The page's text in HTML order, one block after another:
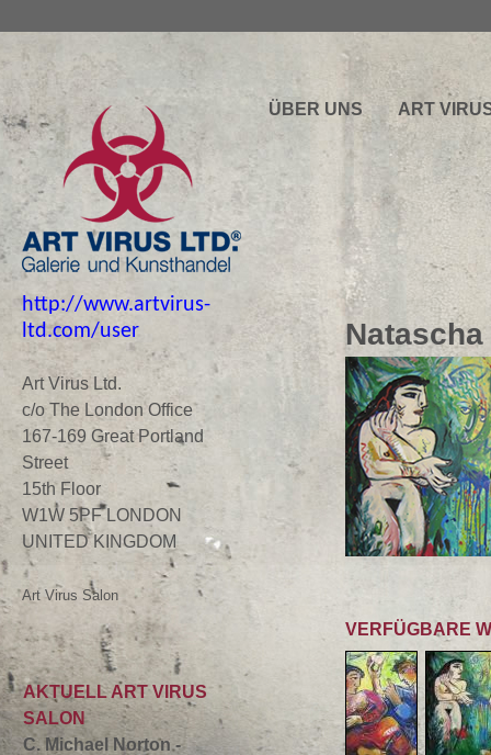
http://www.artvirus-
ltd.com/user
Art Virus Ltd.
c/o The London Office
167-169 Great Portland
Street
15th Floor
W1W 5PF LONDON
UNITED KINGDOM
Art Virus Salon
AKTUELL ART VIRUS
SALON
C. Michael Norton -
ÜBER UNS ART
Natascha
VERFÜGBARE